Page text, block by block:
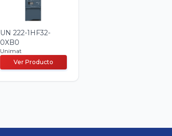
UN 222-1HF32-
0XB0
Unimat
Ver Producto